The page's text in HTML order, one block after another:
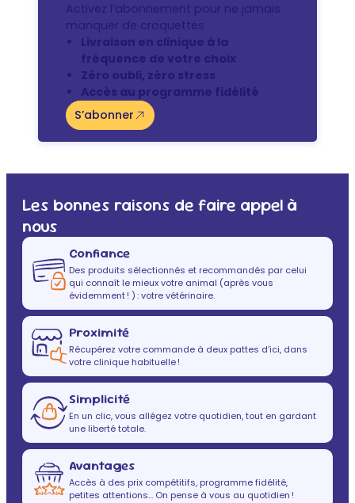
Activez l’abonnement pour ne jamais
manquer de croquettes
Livraison en clinique à la
fréquence de votre choix
Zéro oubli, zéro stress
Accès au programme fidélité
S’abonner
Les bonnes raisons de faire appel à
nous
Confiance
Des produits sélectionnés et recommandés par celui
qui connaît le mieux votre animal (après vous
évidemment ! ) : votre vétérinaire.
Proximité
Récupérez votre commande à deux pattes d’ici, dans
votre clinique habituelle !
Simplicité
En un clic, vous allégez votre quotidien, tout en gardant
une liberté totale.
Avantages
Accès à des prix compétitifs, programme fidélité,
petites attentions… On pense à vous au quotidien !